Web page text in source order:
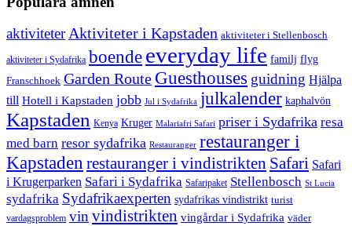
aktiviteterAktiviteter i Kapstaden aktiviteter i Stellenbosch
aktiviteter i Sydafrika boende everyday life familj flyg
Franschhoek Garden Route Guesthouses guidning Hjälpa
till Hotell i Kapstaden jobb Jul i Sydafrika julkalender kaphalvön
Kapstaden Kenya Kruger Malariafri Safari priser i Sydafrika resa
med barn resor sydafrika Restauranger restauranger i
Kapstaden restauranger i vindistrikten Safari Safari
i Krugerparken Safari i Sydafrika Safaripaket Stellenbosch St Lucia
sydafrika Sydafrikaexperten sydafrikas vindistrikt turist
vardagsproblem vinvindistrikten vingårdar i Sydafrika väder